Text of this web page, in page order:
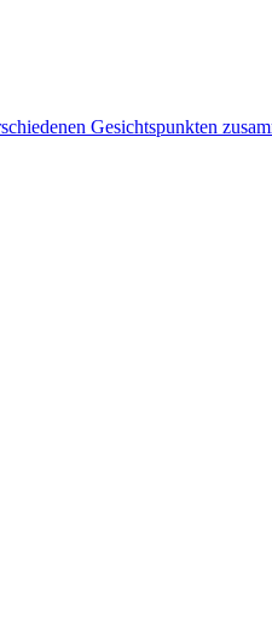
Gesichtspunkten